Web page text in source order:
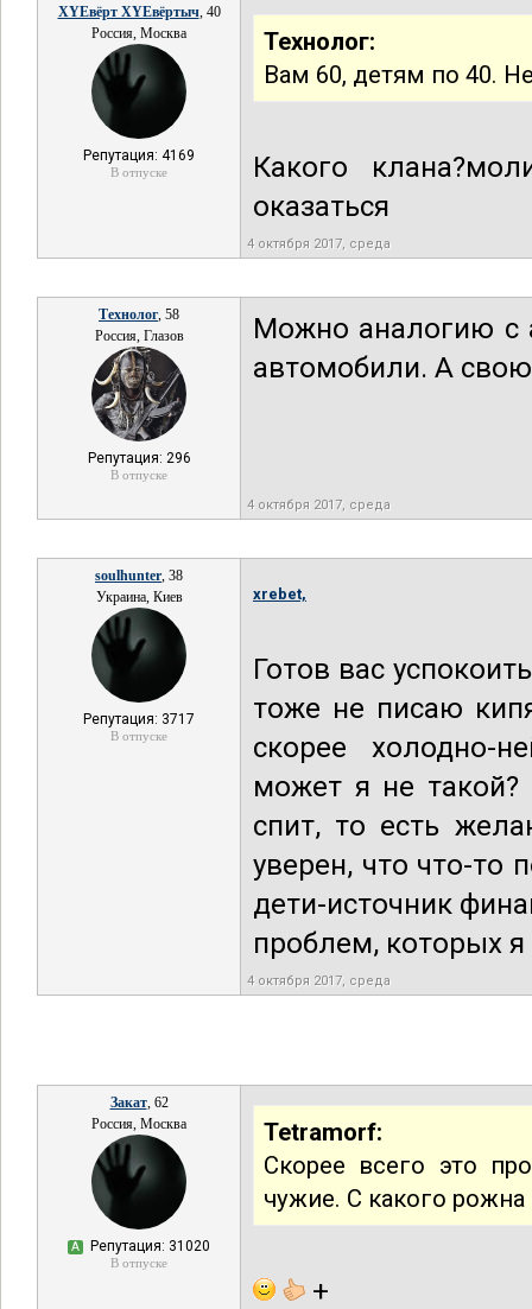
XYEвёрт XYEвёртыч, 40
Россия, Москва
Репутация: 4169
В отпуске
Технолог:
Вам 60, детям по 40.
Какого
оказаться
4 октября 2017, среда
Технолог, 58
Россия, Глазов
Репутация: 296
В отпуске
Можно аналогию с
автомобили. А
4 октября 2017, среда
soulhunter, 38
Украина, Киев
Репутация: 3717
В отпуске
xrebet,
Готов вас
тоже не писаю
скорее холодно-
может я не такой?
спит, то есть
уверен, что что-то
дети-источник
проблем, которых
4 октября 2017, среда
Закат, 62
Россия, Москва
А Репутация: 31020
В отпуске
Tetramorf:
Скорее всего это
чужие. С какого
+